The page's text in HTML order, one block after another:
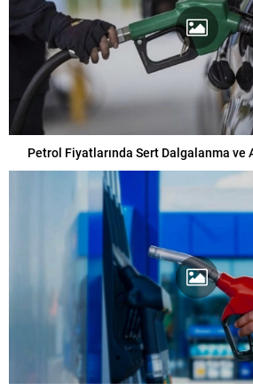
Petrol Fiyatlarında Sert Dalgalanma ve